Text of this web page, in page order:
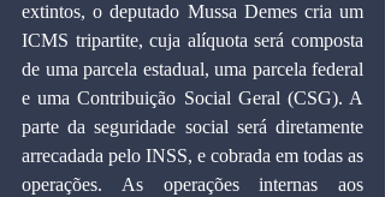
extintos, o deputado Mussa Demes cria um
ICMS tripartite, cuja alíquota será composta
de uma parcela estadual, uma parcela federal
e uma Contribuição Social Geral (CSG). A
parte da seguridade social será diretamente
arrecadada pelo INSS, e cobrada em todas as
operações. As operações internas aos